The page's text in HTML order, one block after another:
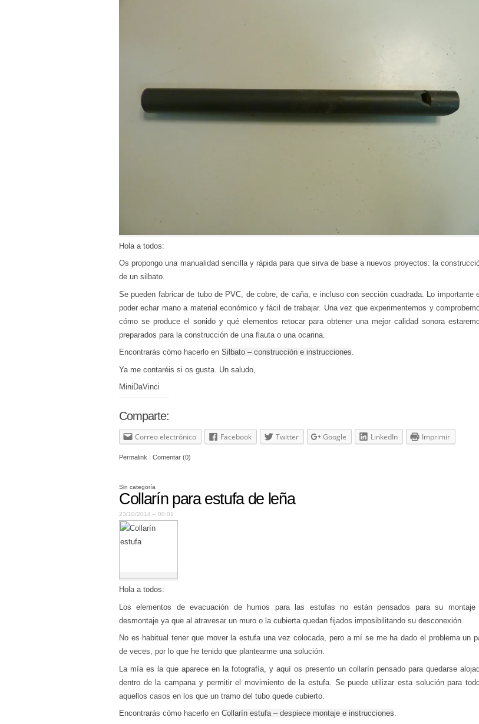
Hola a todos:
Os propongo una manualidad sencilla y rápida para que sirva de base a nuevos proyectos: la
de un silbato.
Se pueden fabricar de tubo de PVC, de cobre, de caña, e incluso con sección cuadrada. Lo importante
poder echar mano a material económico y fácil de trabajar. Una vez que experimentemos y
cómo se produce el sonido y qué elementos retocar para obtener una mejor calidad sonora
preparados para la construcción de una flauta o una ocarina.
Encontrarás cómo hacerlo en Silbato – construcción e instrucciones.
Ya me contaréis si os gusta. Un saludo,
MiniDaVinci
Comparte:
Correo electrónico Facebook Twitter Google LinkedIn Imprimir
Permalink | Comentar (0)
Sin categoría
Collarín para estufa de leña
23/10/2014 – 00:01
Hola a todos:
Los elementos de evacuación de humos para las estufas no están pensados para su montaje
desmontaje ya que al atravesar un muro o la cubierta quedan fijados imposibilitando su desconexión.
No es habitual tener que mover la estufa una vez colocada, pero a mí se me ha dado el problema un
de veces, por lo que he tenido que plantearme una solución.
La mía es la que aparece en la fotografía, y aquí os presento un collarín pensado para quedarse
dentro de la campana y permitir el movimiento de la estufa. Se puede utilizar esta solución para
aquellos casos en los que un tramo del tubo quede cubierto.
Encontrarás cómo hacerlo en Collarín estufa – despiece montaje e instrucciones.